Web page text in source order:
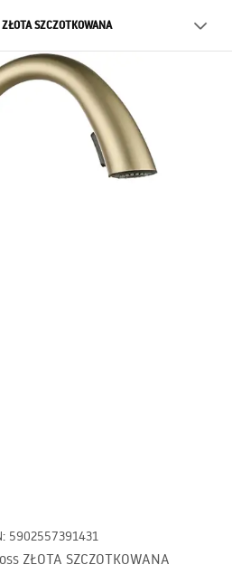
SZCZOTKOWANA
: 5902557391431
ZŁOTA SZCZOTKOWANA